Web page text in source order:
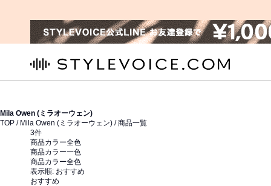
Mila Owen (ミラオーウェン)
TOP / Mila Owen (ミラオーウェン) / 商品一覧
3件
商品カラー全色
商品カラー一色
商品カラー全色
表示順: おすすめ
おすすめ